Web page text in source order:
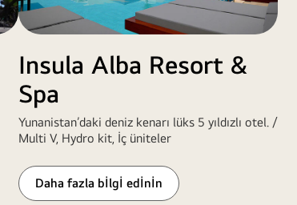
Insula Alba Resort &
Spa
Yunanistan’daki deniz kenarı lüks 5 yıldızlı otel. /
Multi V, Hydro kit, İç üniteler
Daha fazla bİlgİ edİnİn